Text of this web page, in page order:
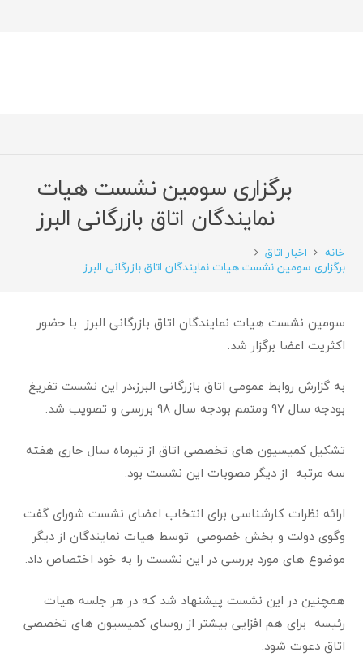
برگزاری سومین نشست هیات
نمایندگان اتاق بازرگانی البرز
خانه اخبار اتاق
برگزاری سومین نشست هیات نمایندگان اتاق بازرگانی البرز
سومین نشست هیات نمایندگان اتاق بازرگانی البرز با حضور
اکثریت اعضا برگزار شد.
به گزارش روابط عمومی اتاق بازرگانی البرز،در این نشست تفریغ
بودجه سال ۹۷ ومتمم بودجه سال ۹۸ بررسی و تصویب شد.
تشکیل کمیسیون های تخصصی اتاق از تیرماه سال جاری هفته
سه مرتبه از دیگر مصوبات این نشست بود.
ارائه نظرات کارشناسی برای انتخاب اعضای نشست شورای گفت
وگوی دولت و بخش خصوصی توسط هیات نمایندگان از دیگر
موضوع های مورد بررسی در این نشست را به خود اختصاص داد.
همچنین در این نشست پیشنهاد شد که در هر جلسه هیات
رئیسه برای هم افزایی بیشتر از روسای کمیسیون های تخصصی
اتاق دعوت شود.